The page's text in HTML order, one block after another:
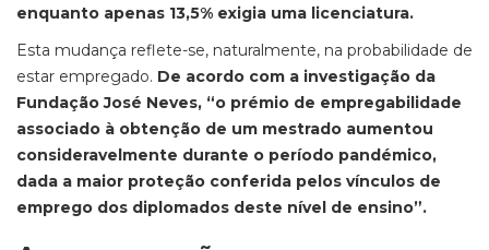
enquanto apenas 13,5% exigia uma licenciatura.
Esta mudança reflete-se, naturalmente, na probabilidade de
estar empregado. De acordo com a investigação da
Fundação José Neves, “o prémio de empregabilidade
associado à obtenção de um mestrado aumentou
consideravelmente durante o período pandémico,
dada a maior proteção conferida pelos vínculos de
emprego dos diplomados deste nível de ensino”.